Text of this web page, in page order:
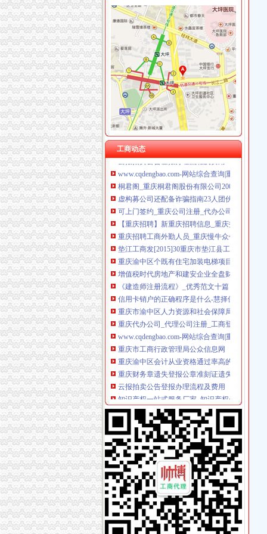
工商动态
渝中区公司注销流程
信用卡销户的正确程序是什么-慧择保险网
知识产权一站式服务厂家_知识产权一站式服
区城乡建委“三字经”深化“放管服”-重庆市南岸
重庆代办公司_代理公司注册_工商登记_分公司
重庆招聘工商外勤人员_重庆慢牛众创企业服
分析职务罪案例吸取人生惨痛教训-重庆市开州
增值税时代房地产和建安企业全盘财税管控核
云报拍卖公告登报办理流程及费用
www.cqdengbao.com-网站综合查询|重庆登报重
桐君阁_重庆桐君阁股份有限公司2002年年度报
虚构募公司还配备诈骗指南23人团伙骗809万_
可上门签约_重庆公司注册_代办公司_代理工
【重庆招聘】新重庆招聘信息_重庆招聘网_联
重庆招聘工商外勤人员_重庆慢牛众创企业服
垫江工商发[2015]30重庆市垫江县工商行政管
重庆渝中区个既有住宅加装电梯项目开工_社会
增值税时代房地产和建安企业全盘财税管控核
《建造师注册流程》_优秀范文十篇
信用卡销户的正确程序是什么-慧择保险网
重庆市渝中区人力资源和社会保障局
重庆代办公司_代理公司注册_工商登记_分公司
www.cqdengbao.com-网站综合查询|重庆登报重
重庆市工商行政管理局公众信息网
重庆渝中区会计从业资格通过率高的会计培训
重庆财务章遗失登报公章准刻证遗失登报办理
云报拍卖公告登报办理流程及费用
知识产权一站式服务厂家_知识产权一站式服
重庆“互联网+商务服务·公司注册、代理记账”
分分送金可提款>>>分分送金可提款全资子公
【品牌经理招聘】重庆诺玛时裳商贸有限公司
【招商运营主管招聘】重庆鑫诺尔文化播有限
因争议之行政行为致相对人的企业名称被撤销,
明家科技：北京国枫律师事务所关于公司发行
同舟集团的无耻不要脸与西政校领导的冷漠不
重庆招聘会计助理_重庆国诚财税咨询有限公司
注销信用卡-卡宝宝网
重庆市万州区人民办公室关于转发重庆市2017
重庆市计算机招聘-107个职位|Jooble
区城乡建委“三字经”深化“放管服”-重庆市南岸